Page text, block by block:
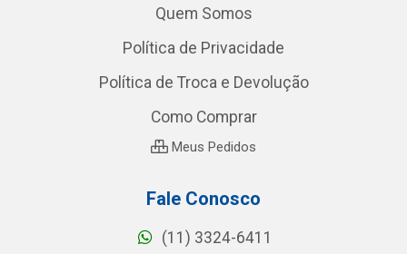
Quem Somos
Política de Privacidade
Política de Troca e Devolução
Como Comprar
Meus Pedidos
Fale Conosco
(11) 3324-6411